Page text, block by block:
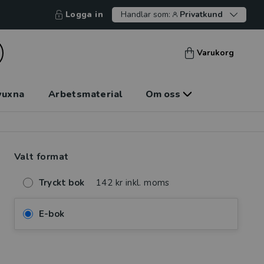
Logga in Handlar som: Privatkund
Varukorg
Arbetsmaterial Om oss
Valt format
Tryckt bok 142 kr inkl. moms
E-bok